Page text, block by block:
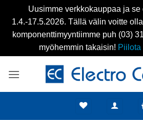
Uusimme verkkokauppaa ja se
1.4.-17.5.2026. Tällä välin voitte
komponenttimyyntiimme puh (03)
myöhemmin takaisin! Piilota